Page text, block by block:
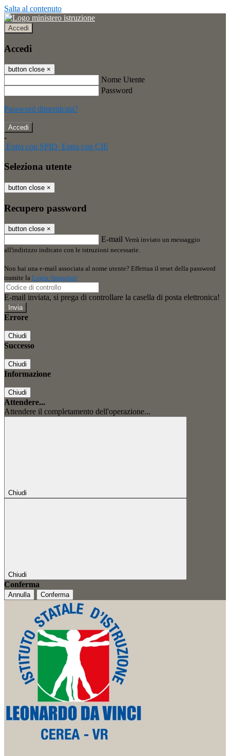
Salta al contenuto
Accedi
Accedi
button close ×
Nome Utente
Password
Password dimenticata?
-
Entra con SPID Entra con CIE
Seleziona utente
button close ×
Recupero password
button close ×
E-mail Verrà inviato un messaggio
all'indirizzo indicato con le istruzioni necessarie.
Non hai una e-mail associata al nome utente? Effettua il reset della password
tramite la Login Spaggiari
E-mail inviata, si prega di controllare la casella di posta elettronica!
Errore
Chiudi
Successo
Chiudi
Informazione
Chiudi
Attendere...
Attendere il completamento dell'operazione...
Chiudi
Chiudi
Conferma
Annulla Conferma